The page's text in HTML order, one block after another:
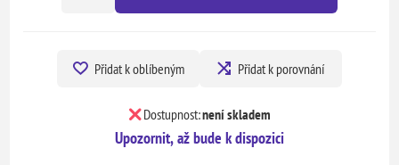
Přidat k oblíbeným Přidat k porovnání
Dostupnost:není skladem
Upozornit, až bude k dispozici